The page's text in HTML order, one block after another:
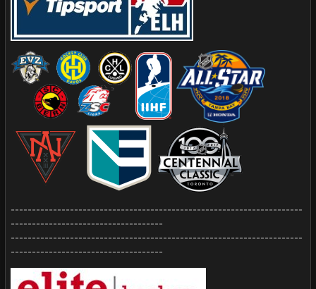
---------------------------------------------------------------------
------------------------------------
---------------------------------------------------------------------
------------------------------------